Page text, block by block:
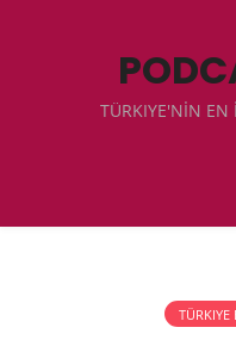
TÜRKIYE'NİN EN